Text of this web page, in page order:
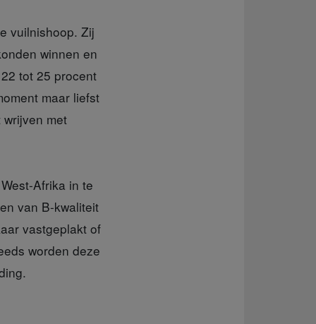
vuilnishoop. Zij
winnen en
tot 25 procent
maar liefst
met
Afrika in te
van B-kwaliteit
vastgeplakt of
worden deze